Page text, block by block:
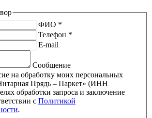
ФИО *
Телефон *
E-mail
Сообщение
на обработку моих персональных
Прядь – Паркет» (ИНН
с Политикой
.